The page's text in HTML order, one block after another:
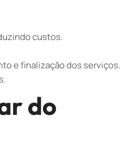
custos.
e finalização dos serviços.
do